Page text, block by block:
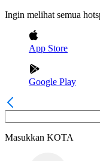
Ingin melihat semua
App Store
Google Play
Masukkan KOTA